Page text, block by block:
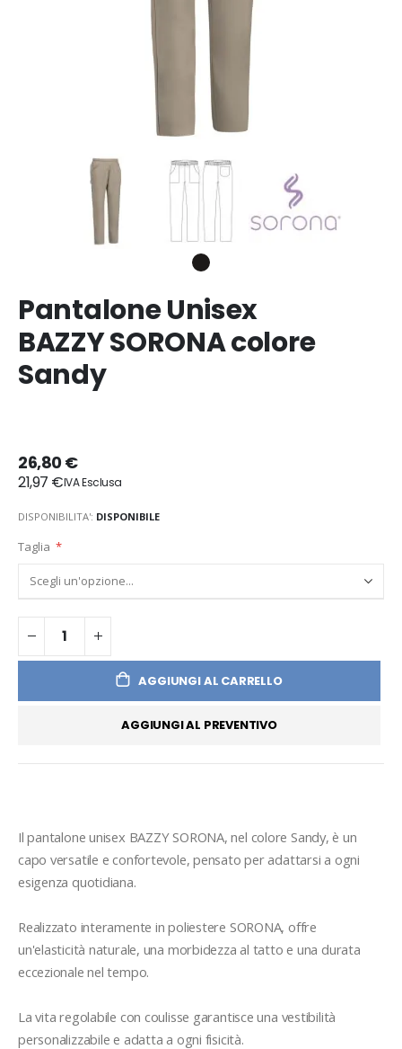
Pantalone Unisex
BAZZY SORONA colore
Sandy
26,80 €
21,97 €
DISPONIBILITA': DISPONIBILE
Taglia
AGGIUNGI AL CARRELLO
AGGIUNGI AL PREVENTIVO
Il pantalone unisex BAZZY SORONA, nel colore Sandy, è un
capo versatile e confortevole, pensato per adattarsi a ogni
esigenza quotidiana.
Realizzato interamente in poliestere SORONA, offre
un'elasticità naturale, una morbidezza al tatto e una durata
eccezionale nel tempo.
La vita regolabile con coulisse garantisce una vestibilità
personalizzabile e adatta a ogni fisicità.